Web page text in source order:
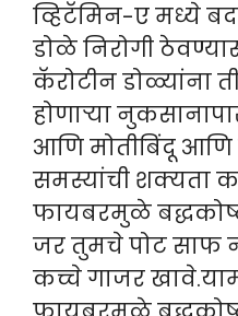
व्हिटॅमिन-ए मध्ये
डोळे निरोगी
कॅरोटीन डोळ्यांना
होणाऱ्या
आणि मोतीबिंदू आणि
समस्यांची शक्यता
फायबरमुळे
जर तुमचे पोट साफ
कच्चे गाजर